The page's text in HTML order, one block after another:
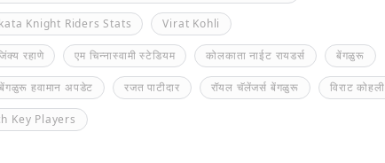
Knight Riders Stats Virat Kohli
रहाणे एम चिन्नास्वामी स्टेडियम कोलकाता नाईट रायडर्स बेंगळुरू
बेंगळुरू हवामान अपडेट रजत पाटीदार रॉयल चॅलेंजर्स बेंगळुरू विराट कोहली
Key Players